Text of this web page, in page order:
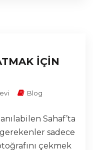
İÇİN
Blog
Sahaf’ta
sadece
çekmek